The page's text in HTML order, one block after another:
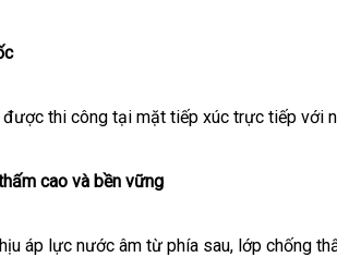
thi công tại mặt tiếp xúc trực tiếp với
cao và bền vững
áp lực nước âm từ phía sau, lớp chống